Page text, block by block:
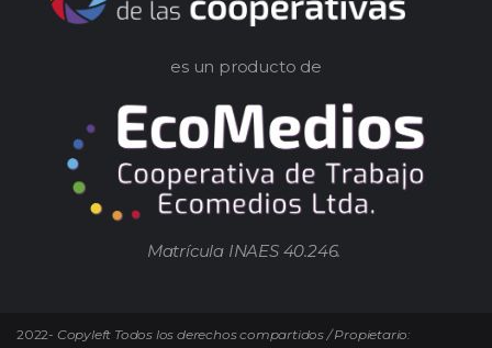
es un producto de
Matrícula INAES 40.246.
2022- Copyleft Todos los derechos compartidos / Propietario: